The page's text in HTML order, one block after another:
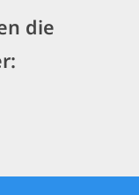
die